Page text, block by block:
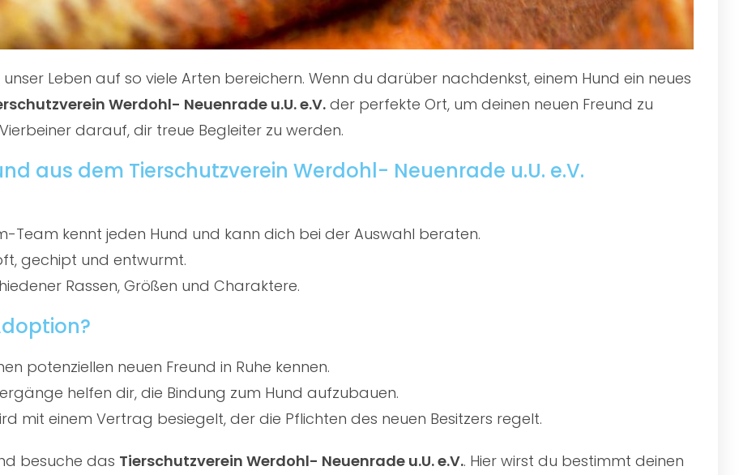
Leben auf so viele Arten bereichern. Wenn du darüber nachdenkst, einem Hund ein neues
Werdohl- Neuenrade u.U. e.V. der perfekte Ort, um deinen neuen Freund zu
darauf, dir treue Begleiter zu werden.
aus dem Tierschutzverein Werdohl- Neuenrade u.U. e.V.
Team kennt jeden Hund und kann dich bei der Auswahl beraten.
gechipt und entwurmt.
Rassen, Größen und Charaktere.
potenziellen neuen Freund in Ruhe kennen.
helfen dir, die Bindung zum Hund aufzubauen.
mit einem Vertrag besiegelt, der die Pflichten des neuen Besitzers regelt.
besuche das Tierschutzverein Werdohl- Neuenrade u.U. e.V.. Hier wirst du bestimmt deinen